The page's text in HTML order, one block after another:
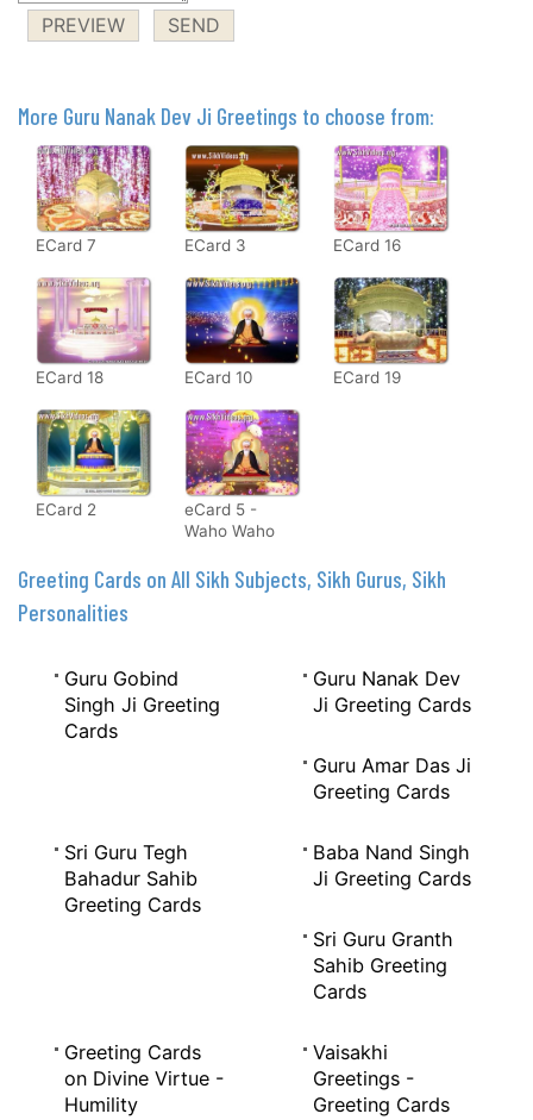
More Guru Nanak Dev Ji Greetings to choose from:
ECard 7 ECard 3 ECard 16
ECard 18 ECard 10 ECard 19
ECard 2
eCard 5 -
Waho Waho
Nirankar Hai
Greeting Cards on All Sikh Subjects, Sikh Gurus, Sikh
Personalities
Guru Gobind
Singh Ji Greeting
Cards
Guru Nanak Dev
Ji Greeting Cards
Guru Amar Das Ji
Greeting Cards
Sri Guru Tegh
Bahadur Sahib
Greeting Cards
Baba Nand Singh
Ji Greeting Cards
Sri Guru Granth
Sahib Greeting
Cards
Greeting Cards
on Divine Virtue -
Humility
Vaisakhi
Greetings -
Greeting Cards